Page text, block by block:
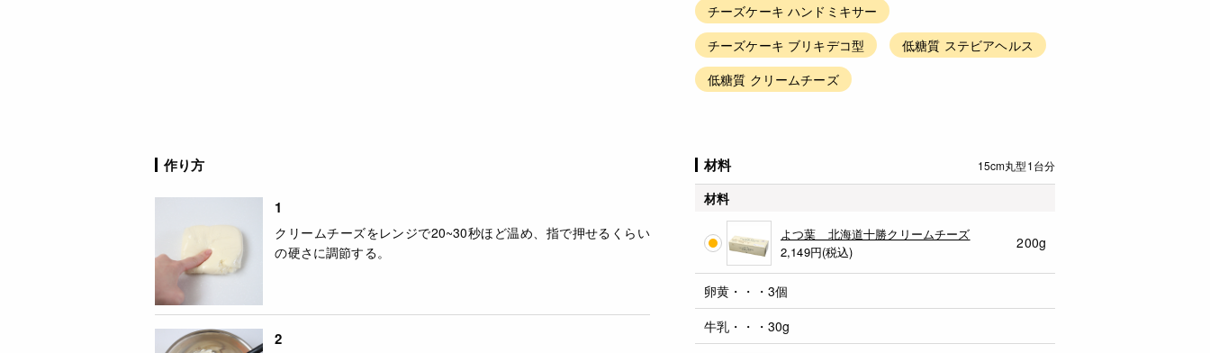
チーズケーキ ハンドミキサー
チーズケーキ ブリキデコ型
低糖質 ステビアヘルス
低糖質 クリームチーズ
材料 15cm丸型1台分
材料
よつ葉 北海道十勝クリームチーズ
2,149円(税込)
200g
卵黄・・・3個
牛乳・・・30g
作り方
1
クリームチーズをレンジで20~30秒ほど温め、指で押せるくらい
の硬さに調節する。
2